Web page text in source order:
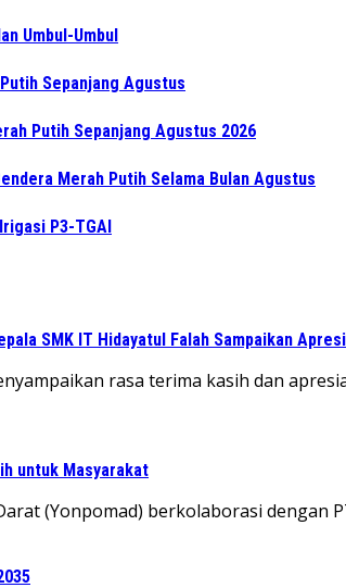
Umbul-Umbul
Sepanjang Agustus
Putih Sepanjang Agustus 2026
Merah Putih Selama Bulan Agustus
P3-TGAI
SMK IT Hidayatul Falah Sampaikan
rasa terima kasih dan
untuk Masyarakat
(Yonpomad) berkolaborasi dengan